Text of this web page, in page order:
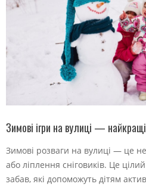
Зимові ігри на вулиці —
Зимові розваги на вулиці — це
або ліплення сніговиків. Це
забав, які допоможуть дітям